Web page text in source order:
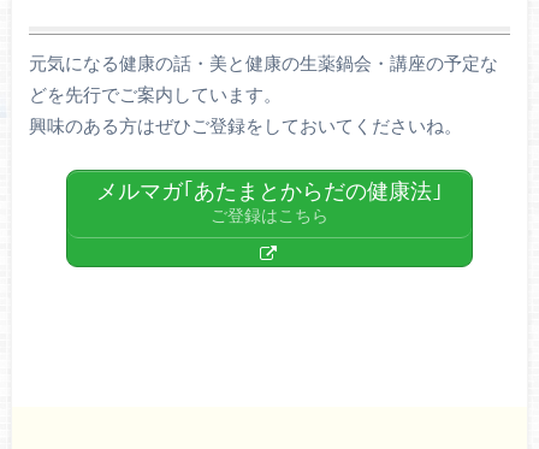
元気になる健康の話・美と健康の生薬鍋会・講座の予定な
どを先行でご案内しています。
興味のある方はぜひご登録をしておいてくださいね。
メルマガ｢あたまとからだの健康法｣
ご登録はこちら